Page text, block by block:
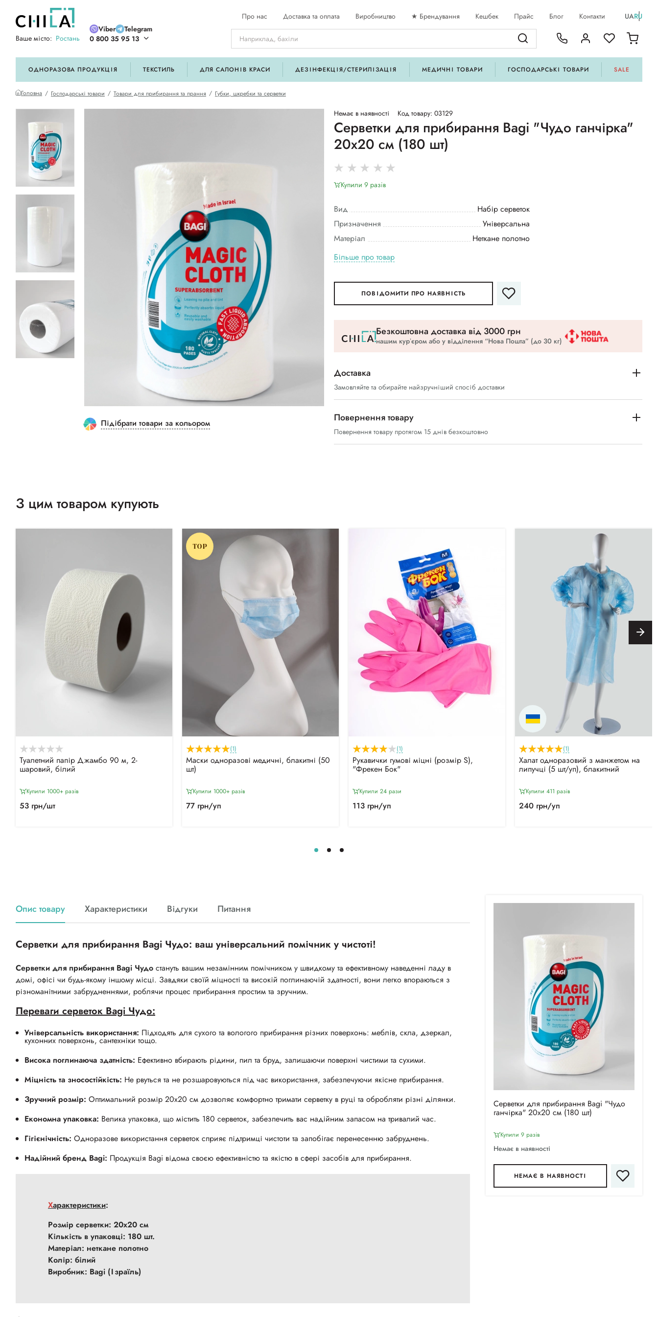
Ваше місто: Ростань
Viber
Telegram
0 800 35 95 13
Про нас Доставка та оплата Виробництво ★ Брендування Кешбек Прайс Блог Контакти UARU
ОДНОРАЗОВА ПРОДУКЦІЯ ТЕКСТИЛЬ ДЛЯ САЛОНІВ КРАСИ ДЕЗІНФЕКЦІЯ/СТЕРИЛІЗАЦІЯ МЕДИЧНІ ТОВАРИ ГОСПОДАРСЬКІ ТОВАРИ SALE
Головна Господарські товари Товари для прибирання та прання Губки, шкребки та серветки
Підібрати товари за кольором
Немає в наявності Код товару: 03129
Серветки для прибирання Bagi "Чудо ганчірка"
20х20 см (180 шт)
Купили 9 разiв
Вид
Набір серветок
Призначення
Універсальна
Матеріал
Неткане полотно
Більше про товар
ПОВІДОМИТИ ПРО НАЯВНІСТЬ
Безкоштовна доставка вiд 3000 грн
нашим курʼєром або у відділення “Нова Пошта” (до 30 кг)
Доставка
Замовляйте та обирайте найзручніший спосіб доставки
Повернення товару
Повернення товару протягом 15 днів безкоштовно
З цим товаром купують
Туалетний папір Джамбо 90 м, 2-
шаровий, білий
Купили 1000+ разiв
53 грн/шт
TOP
(1)
Маски одноразові медичні, блакитні (50
шт)
Купили 1000+ разiв
77 грн/уп
(1)
Рукавички гумові міцні (розмір S),
"Фрекен Бок"
Купили 24 рази
113 грн/уп
(1)
Халат одноразовий з манжетом на
липучці (5 шт/уп), блакитний
Купили 411 разiв
240 грн/уп
Опис товару Характеристики Відгуки Питання
Серветки для прибирання Bagi Чудо: ваш універсальний помічник у чистоті!
Серветки для прибирання Bagi Чудо стануть вашим незамінним помічником у швидкому та ефективному наведенні ладу в
домі, офісі чи будь-якому іншому місці. Завдяки своїй міцності та високій поглинаючій здатності, вони легко впораються з
різноманітними забрудненнями, роблячи процес прибирання простим та зручним.
Переваги серветок Bagi Чудо:
Універсальність використання: Підходять для сухого та вологого прибирання різних поверхонь: меблів, скла, дзеркал,
кухонних поверхонь, сантехніки тощо.
Висока поглинаюча здатність: Ефективно вбирають рідини, пил та бруд, залишаючи поверхні чистими та сухими.
Міцність та зносостійкість: Не рвуться та не розшаровуються під час використання, забезпечуючи якісне прибирання.
Зручний розмір: Оптимальний розмір 20х20 см дозволяє комфортно тримати серветку в руці та обробляти різні ділянки.
Економна упаковка: Велика упаковка, що містить 180 серветок, забезпечить вас надійним запасом на тривалий час.
Гігієнічність: Одноразове використання серветок сприяє підтримці чистоти та запобігає перенесенню забруднень.
Надійний бренд Bagi: Продукція Bagi відома своєю ефективністю та якістю в сфері засобів для прибирання.
Характеристики:
Розмір серветки: 20х20 см
Кількість в упаковці: 180 шт.
Матеріал: неткане полотно
Колір: білий
Виробник: Bagi (Ізраїль)
Серветки для прибирання Bagi "Чудо
ганчірка" 20х20 см (180 шт)
Купили 9 разiв
Немає в наявності
НЕМАЄ В НАЯВНОСТІ